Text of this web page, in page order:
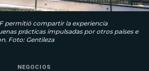
permitió compartir la experiencia
prácticas impulsadas por otros países e
Foto: Gentileza
NEGOCIOS